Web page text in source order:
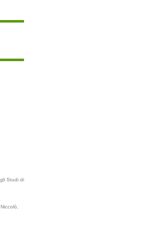
Studi di